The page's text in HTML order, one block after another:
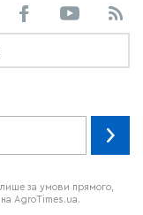
за умови прямого,
на AgroTimes.ua.